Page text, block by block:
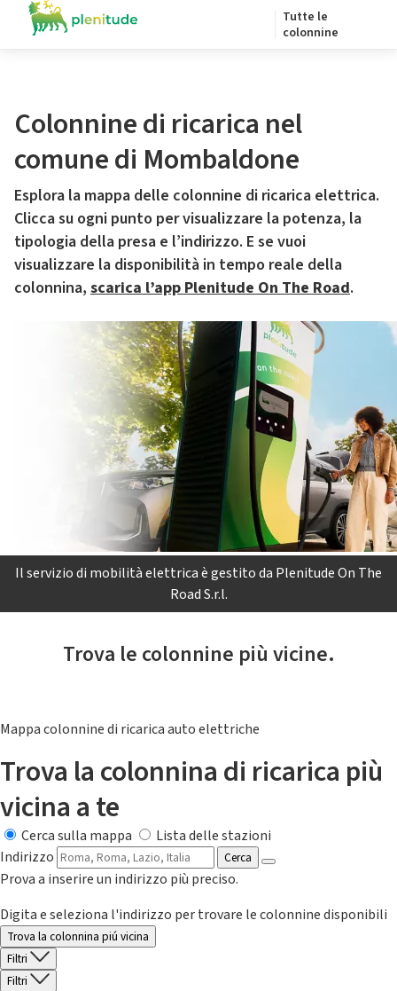
Tutte le
colonnine
Colonnine di ricarica nel
comune di Mombaldone
Esplora la mappa delle colonnine di ricarica elettrica.
Clicca su ogni punto per visualizzare la potenza, la
tipologia della presa e l’indirizzo. E se vuoi
visualizzare la disponibilità in tempo reale della
colonnina, scarica l’app Plenitude On The Road.
Il servizio di mobilità elettrica è gestito da Plenitude On The
Road S.r.l.
Trova le colonnine più vicine.
Mappa colonnine di ricarica auto elettriche
Trova la colonnina di ricarica più
vicina a te
Cerca sulla mappa
Lista delle stazioni
Indirizzo
Cerca
Prova a inserire un indirizzo più preciso.
Digita e seleziona l'indirizzo per trovare le colonnine disponibili
Trova la colonnina piú vicina
Filtri
Filtri